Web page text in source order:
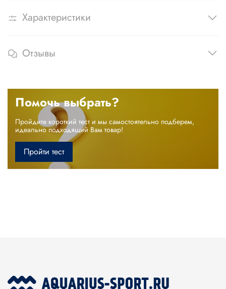
Характеристики
Отзывы
Помочь выбрать?
Пройдите короткий тест и мы самостоятельно подберем,
идеально подходящий Вам товар!
Пройти тест